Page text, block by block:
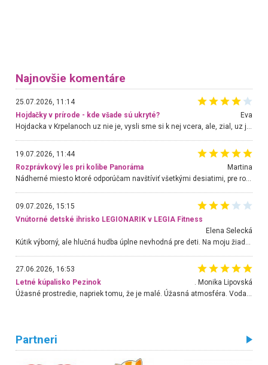
Najnovšie komentáre
25.07.2026, 11:14
Hojdačky v prírode - kde všade sú ukryté?
Eva
Hojdacka v Krpelanoch uz nie je, vysli sme si k nej vcera, ale, zial, uz je znicena. Ak sem planujete cestu len kvoli hojdacke, mozete si ju usetrit. Krasny vyhlad je tu vsak aj bez hojdacky :-)
19.07.2026, 11:44
Rozprávkový les pri kolibe Panoráma
Martina
Nádherné miesto ktoré odporúčam navštíviť všetkými desiatimi, pre rodiny s deťmi, dôchodcom... Proste a jednoducho ozaj rozprávkový les.. určite ešte prídeme. Odniesli sme si na pamiatku krásne tričká,
09.07.2026, 15:15
Vnútorné detské ihrisko LEGIONARIK v LEGIA Fitness
Elena Selecká
27.06.2026, 16:53
Letné kúpalisko Pezinok
. Monika Lipovská
Úžasné prostredie, napriek tomu, že je malé. Úžasná atmosféra. Voda fantastická a nádherná. Ľudí je pomerne veľa, ale su mili a ohľaduplní. Je veľmi zaujímavé sledovať, ako dokážu spolu športovať cudzí ľudia a bez ohľadu na vek. Vládne tu pohoda. Vnuka neviem dostať z vody. Ďakujem za krásny deň . Urcite sa sem vrátim. Jediný problém je s parkovaním, ale aj ten sa mi podarilo vyriešiť. Monika Bratislava
Partneri